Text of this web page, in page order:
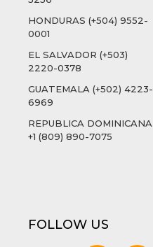
HONDURAS (+504) 9552-
0001
EL SALVADOR (+503)
2220-0378
GUATEMALA (+502) 4223-
6969
REPUBLICA DOMINICANA
+1 (809) 890-7075
FOLLOW US